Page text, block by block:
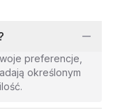
preferencje,
określonym